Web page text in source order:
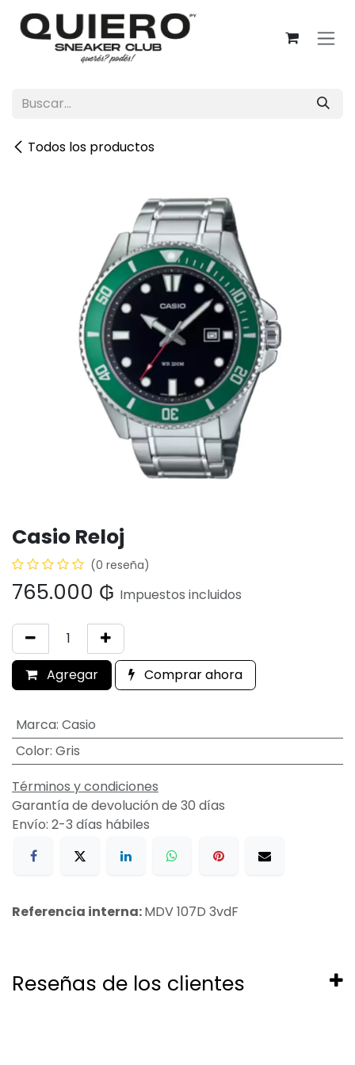
Ir al contenido
Todos los productos
Casio Reloj
(0 reseña)
765.000 ₲ Impuestos incluidos
Agregar Comprar ahora
Marca: Casio
Color: Gris
Términos y condiciones
Garantía de devolución de 30 días
Envío: 2-3 días hábiles
Referencia interna:MDV 107D 3vdF
Reseñas de los clientes